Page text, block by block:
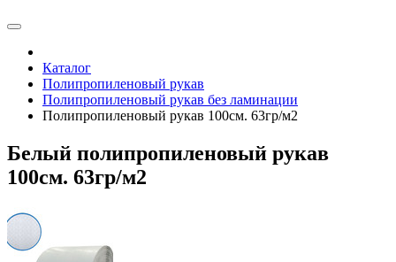
Каталог
Полипропиленовый рукав
Полипропиленовый рукав без ламинации
Полипропиленовый рукав 100см. 63гр/м2
Белый полипропиленовый рукав
100см. 63гр/м2